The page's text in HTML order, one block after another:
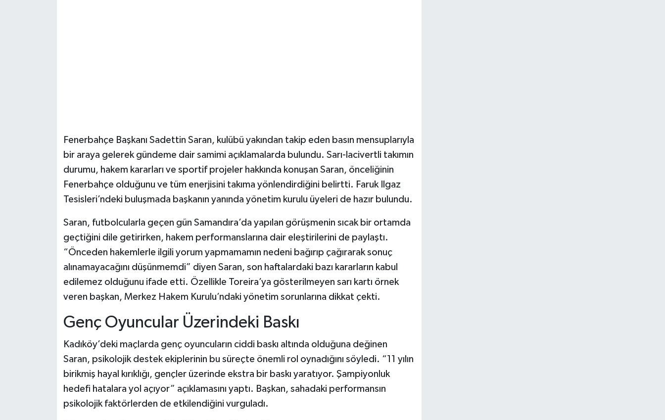
Fenerbahçe Başkanı Sadettin Saran, kulübü yakından takip eden basın mensuplarıyla
bir araya gelerek gündeme dair samimi açıklamalarda bulundu. Sarı-lacivertli takımın
durumu, hakem kararları ve sportif projeler hakkında konuşan Saran, önceliğinin
Fenerbahçe olduğunu ve tüm enerjisini takıma yönlendirdiğini belirtti. Faruk Ilgaz
Tesisleri’ndeki buluşmada başkanın yanında yönetim kurulu üyeleri de hazır bulundu.
Saran, futbolcularla geçen gün Samandıra’da yapılan görüşmenin sıcak bir ortamda
geçtiğini dile getirirken, hakem performanslarına dair eleştirilerini de paylaştı.
“Önceden hakemlerle ilgili yorum yapmamamın nedeni bağırıp çağırarak sonuç
alınamayacağını düşünmemdi” diyen Saran, son haftalardaki bazı kararların kabul
edilemez olduğunu ifade etti. Özellikle Toreira’ya gösterilmeyen sarı kartı örnek
veren başkan, Merkez Hakem Kurulu’ndaki yönetim sorunlarına dikkat çekti.
Genç Oyuncular Üzerindeki Baskı
Kadıköy’deki maçlarda genç oyuncuların ciddi baskı altında olduğuna değinen
Saran, psikolojik destek ekiplerinin bu süreçte önemli rol oynadığını söyledi. “11 yılın
birikmiş hayal kırıklığı, gençler üzerinde ekstra bir baskı yaratıyor. Şampiyonluk
hedefi hatalara yol açıyor” açıklamasını yaptı. Başkan, sahadaki performansın
psikolojik faktörlerden de etkilendiğini vurguladı.
Ulusal Haberler
Teknoloji Haberleri
Siyaset Haberleri
Dünya Haberleri
Yerel Haberler